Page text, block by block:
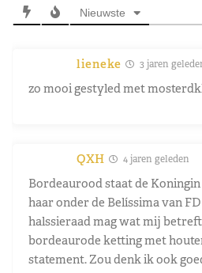
Nieuwste
lieneke 3 jaren
zo mooi gestyled met
QXH 4 jaren geleden
Bordeaurood staat de Koningin
haar onder de Belíssima van
halssieraad mag wat mij
bordeaurode ketting met
statement. Zou denk ik ook